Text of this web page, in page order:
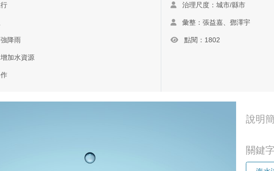
降雨
加水資源
治理尺度：城市/縣市
彙整：張益嘉、鄧澤宇
點閱：1802
說明
關鍵字